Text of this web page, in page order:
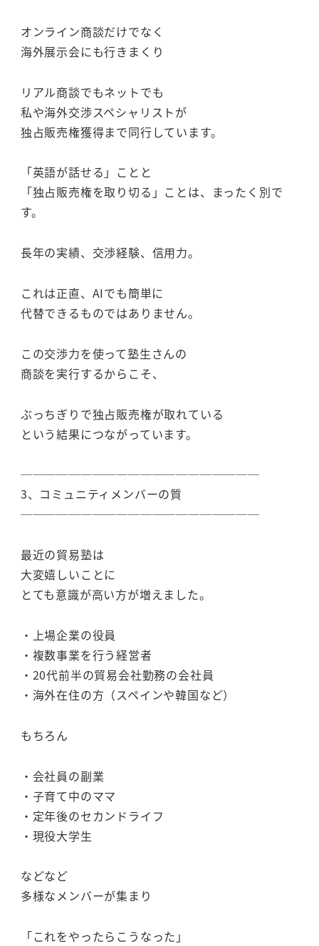
オンライン商談だけでなく
海外展示会にも行きまくり
リアル商談でもネットでも
私や海外交渉スペシャリストが
独占販売権獲得まで同行しています。
「英語が話せる」ことと
「独占販売権を取り切る」ことは、まったく別で
す。
長年の実績、交渉経験、信用力。
これは正直、AIでも簡単に
代替できるものではありません。
この交渉力を使って塾生さんの
商談を実行するからこそ、
ぶっちぎりで独占販売権が取れている
という結果につながっています。
────────────────────
3、コミュニティメンバーの質
────────────────────
最近の貿易塾は
大変嬉しいことに
とても意識が高い方が増えました。
・上場企業の役員
・複数事業を行う経営者
・20代前半の貿易会社勤務の会社員
・海外在住の方（スペインや韓国など）
もちろん
・会社員の副業
・子育て中のママ
・定年後のセカンドライフ
・現役大学生
などなど
多様なメンバーが集まり
「これをやったらこうなった」